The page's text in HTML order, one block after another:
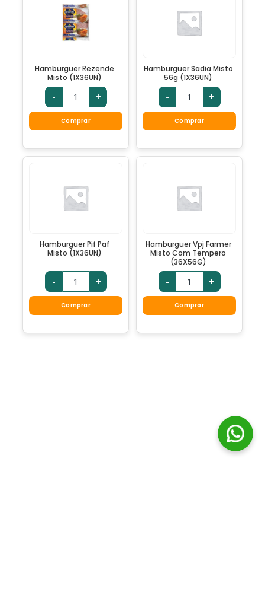
Hamburguer Rezende
Misto (1X36UN)
- +
Comprar
Hamburguer Sadia Misto
56g (1X36UN)
- +
Comprar
Hamburguer Pif Paf
Misto (1X36UN)
- +
Comprar
Hamburguer Vpj Farmer
Misto Com Tempero
(36X56G)
- +
Comprar